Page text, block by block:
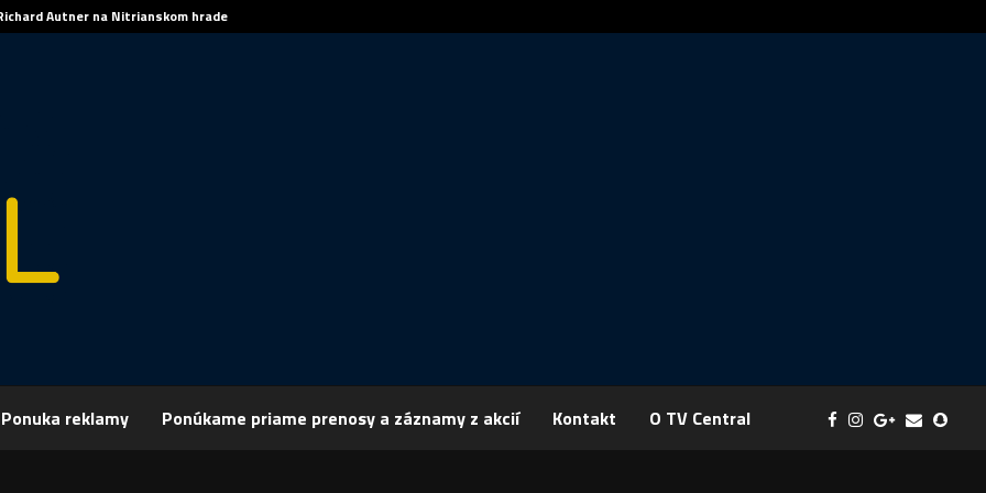
Autner na Nitrianskom hrade
Ponuka reklamy Ponúkame priame prenosy a záznamy z akcií Kontakt O TV Central